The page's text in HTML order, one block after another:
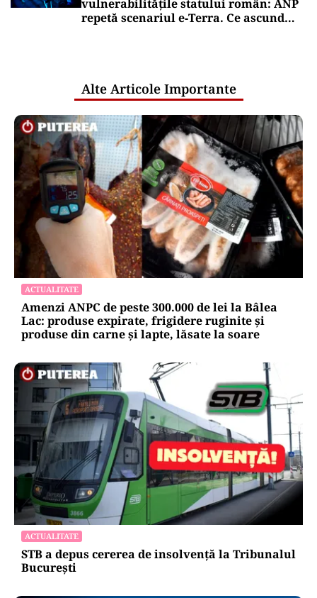
vulnerabilitățile statului român: ANP
repetă scenariul e‑Terra. Ce ascund
Alte Articole Importante
ACTUALITATE
Amenzi ANPC de peste 300.000 de lei la Bâlea
Lac: produse expirate, frigidere ruginite și
produse din carne și lapte, lăsate la soare
ACTUALITATE
STB a depus cererea de insolvență la Tribunalul
București